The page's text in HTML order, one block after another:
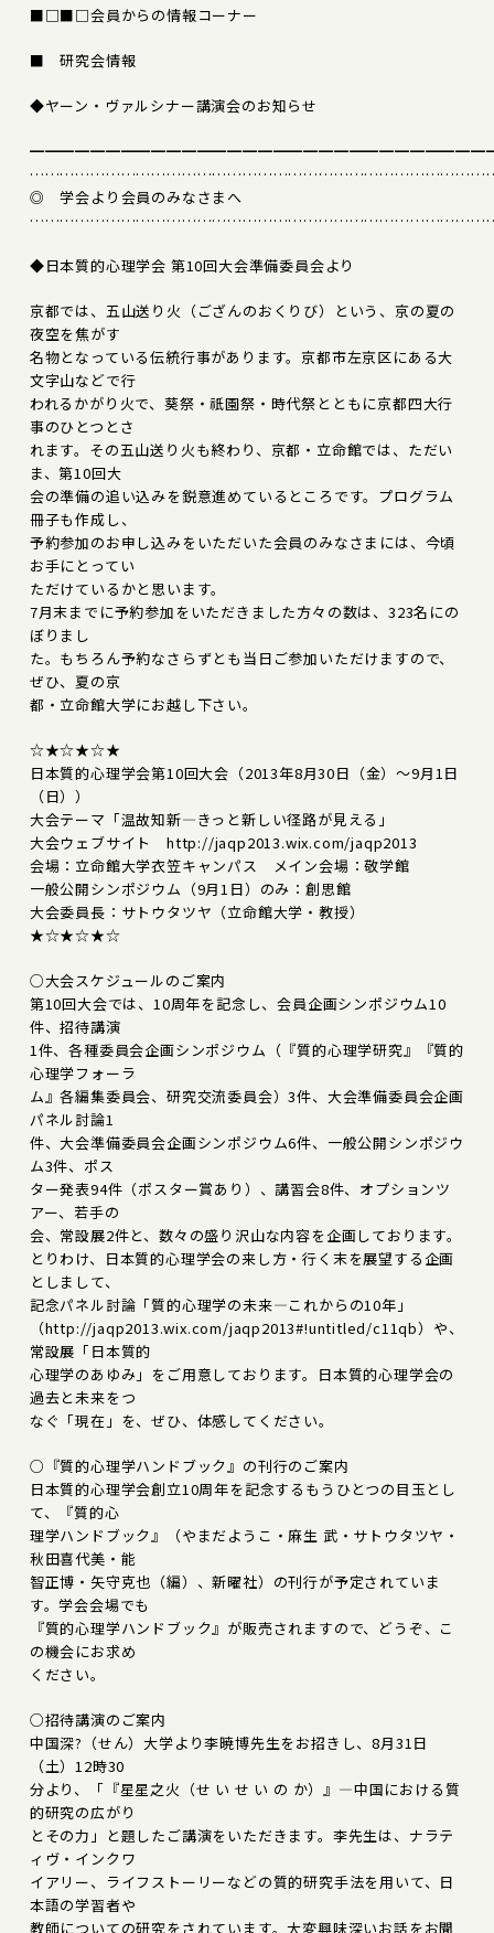
■□■□会員からの情報コーナー
■ 研究会情報
◆ヤーン・ヴァルシナー講演会のお知らせ
◎ 学会より会員のみなさまへ
◆日本質的心理学会 第10回大会準備委員会より
京都では、五山送り火（ござんのおくりび）という、京の夏の
夜空を焦がす
名物となっている伝統行事があります。京都市左京区にある大
文字山などで行
われるかがり火で、葵祭・祇園祭・時代祭とともに京都四大行
事のひとつとさ
れます。その五山送り火も終わり、京都・立命館では、ただい
ま、第10回大
会の準備の追い込みを鋭意進めているところです。プログラム
冊子も作成し、
予約参加のお申し込みをいただいた会員のみなさまには、今頃
お手にとってい
ただけているかと思います。
7月末までに予約参加をいただきました方々の数は、323名にの
ぼりまし
た。もちろん予約なさらずとも当日ご参加いただけますので、
ぜひ、夏の京
都・立命館大学にお越し下さい。
☆★☆★☆★
日本質的心理学会第10回大会（2013年8月30日（金）～9月1日
（日））
大会テーマ「温故知新―きっと新しい径路が見える」
大会ウェブサイト http://jaqp2013.wix.com/jaqp2013
会場：立命館大学衣笠キャンパス メイン会場：敬学館
一般公開シンポジウム（9月1日）のみ：創思館
大会委員長：サトウタツヤ（立命館大学・教授）
★☆★☆★☆
○大会スケジュールのご案内
第10回大会では、10周年を記念し、会員企画シンポジウム10
件、招待講演
1件、各種委員会企画シンポジウム（『質的心理学研究』『質的
心理学フォーラ
ム』各編集委員会、研究交流委員会）3件、大会準備委員会企画
パネル討論1
件、大会準備委員会企画シンポジウム6件、一般公開シンポジウ
ム3件、ポス
ター発表94件（ポスター賞あり）、講習会8件、オプションツ
アー、若手の
会、常設展2件と、数々の盛り沢山な内容を企画しております。
とりわけ、日本質的心理学会の来し方・行く末を展望する企画
としまして、
記念パネル討論「質的心理学の未来―これからの10年」
（http://jaqp2013.wix.com/jaqp2013#!untitled/c11qb）や、
常設展「日本質的
心理学のあゆみ」をご用意しております。日本質的心理学会の
過去と未来をつ
なぐ「現在」を、ぜひ、体感してください。
○『質的心理学ハンドブック』の刊行のご案内
日本質的心理学会創立10周年を記念するもうひとつの目玉とし
て、『質的心
理学ハンドブック』（やまだようこ・麻生 武・サトウタツヤ・
秋田喜代美・能
智正博・矢守克也（編）、新曜社）の刊行が予定されていま
す。学会会場でも
『質的心理学ハンドブック』が販売されますので、どうぞ、こ
の機会にお求め
ください。
○招待講演のご案内
中国深?（せん）大学より李暁博先生をお招きし、8月31日
（土）12時30
分より、「『星星之火（せ い せ い の か）』―中国における質
的研究の広がり
とその力」と題したご講演をいただきます。李先生は、ナラテ
ィヴ・インクワ
イアリー、ライフストーリーなどの質的研究手法を用いて、日
本語の学習者や
教師についての研究をされています。大変興味深いお話をお聞